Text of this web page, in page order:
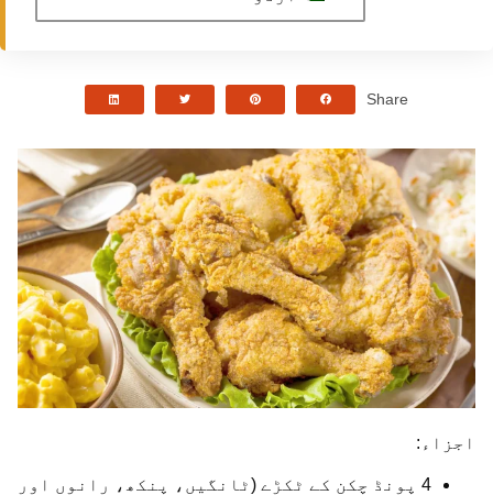
Share
اجزاء:
4 پونڈ چکن کے ٹکڑے (ٹانگیں، پنکھ، رانوں اور